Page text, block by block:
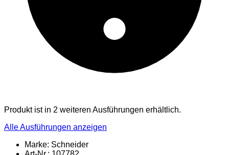
Produkt ist in 2 weiteren Ausführungen erhältlich.
Alle Ausführungen anzeigen
Marke: Schneider